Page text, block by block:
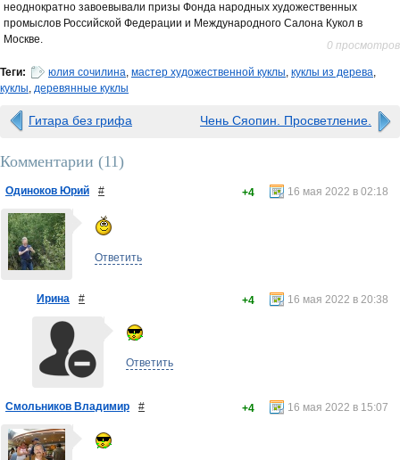
неоднократно завоевывали призы Фонда народных художественных
промыслов Российской Федерации и Международного Салона Кукол в
Москве.
0 просмотров
Теги: юлия сочилина, мастер художественной куклы, куклы из дерева,
куклы, деревянные куклы
Гитара без грифа Чень Сяопин. Просветление.
Комментарии (11)
Одиноков Юрий # 16 мая 2022 в 02:18
+4
Ответить
Ирина # 16 мая 2022 в 20:38
+4
Ответить
Смольников Владимир # 16 мая 2022 в 15:07
+4